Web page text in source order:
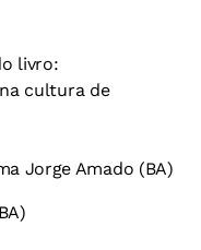
livro:
cultura de
Jorge Amado (BA)